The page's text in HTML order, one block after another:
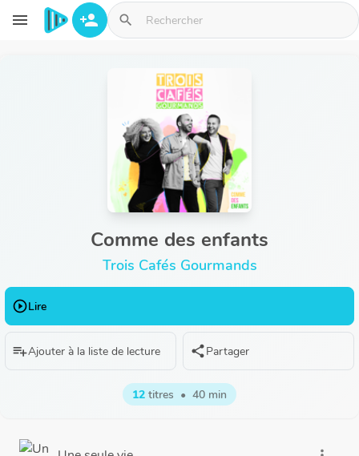
Aller au contenu principal
menu person_add search
Comme des enfants
Trois Cafés Gourmands
play_circle_outlineLire
playlist_addAjouter à la liste de lecture sharePartager
12 titres • 40 min